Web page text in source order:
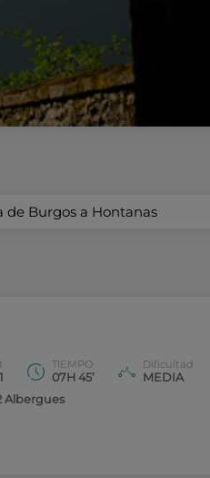
de Burgos a Hontanas
TIEMPO
07H 45’
Dificultad
MEDIA
Albergues